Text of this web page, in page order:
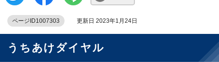
ページID1007303 更新日 2023年1月24日
うちあけダイヤル